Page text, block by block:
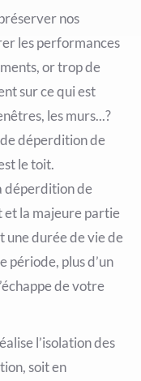
nos
les performances
or trop de
sur ce qui est
les murs...?
déperdition de
le toit.
déperdition de
et la majeure partie
une durée de vie de
période, plus d’un
de votre
l’isolation des
soit en